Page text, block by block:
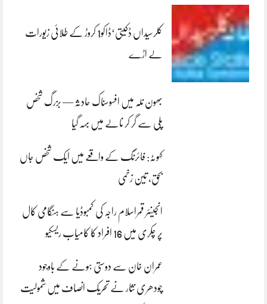
کلرسیداں ڈکیتی‘ڈاکو1 کروڑ کے طلائی زیورات
لے اڑے
بھون نلہ میں افسوسناک حادثہ — بزرگ شخص
پلی سے گر کر نالے میں بہہ گیا
کہوٹہ: فائرنگ کے واقعے میں ایک شخص جاں
بحق، تین زخمی
انجینئر قمراسلام راجہ کی کمبوڈیا سے ہنگامی کال
پر چکری میں 16 افراد کا کامیاب ریسکیو
عمران خان سے دوستی ہونے کے باوجود
چودھری نثار نے تحریک انصاف میں شمولیت